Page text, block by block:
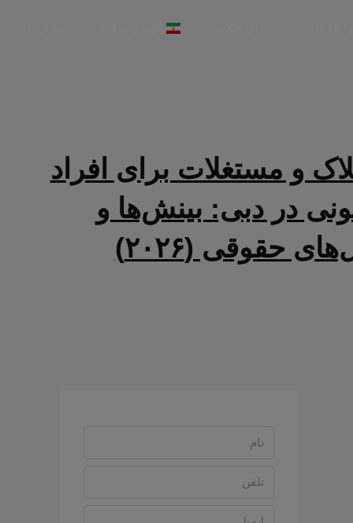
و مستغلات برای افراد
در دبی: بینش‌ها و
حقوقی (۲۰۲۶)